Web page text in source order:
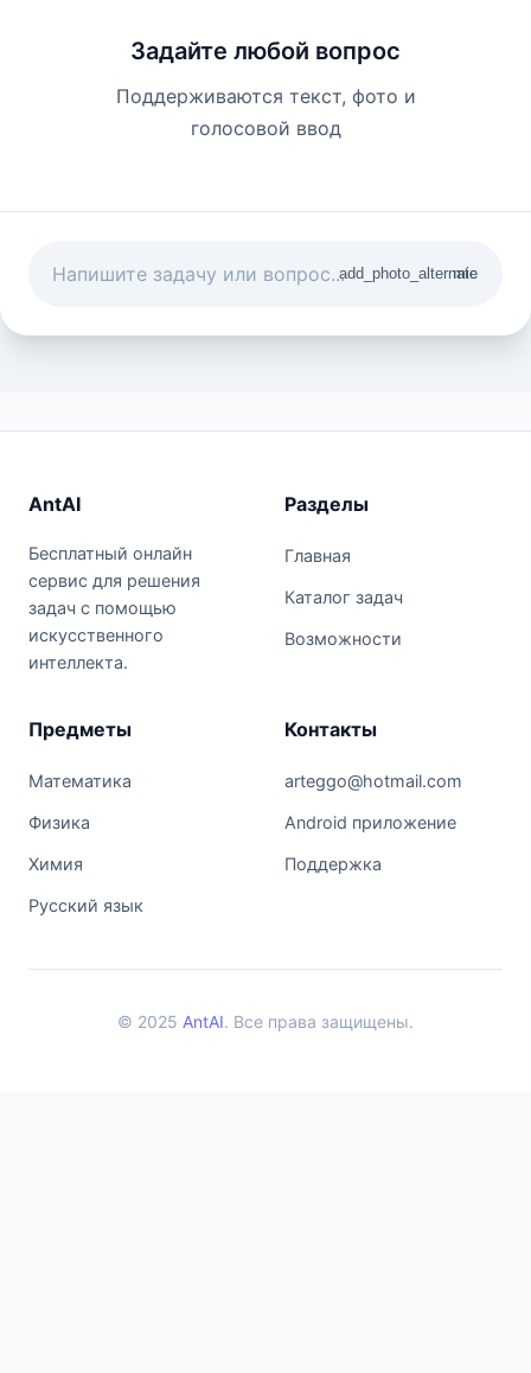
Задайте любой вопрос
Поддерживаются текст, фото и
голосовой ввод
add_photo_alternate
mic
AntAI
Бесплатный онлайн
сервис для решения
задач с помощью
искусственного
интеллекта.
Разделы
Главная
Каталог задач
Возможности
Предметы
Математика
Физика
Химия
Русский язык
Контакты
arteggo@hotmail.com
Android приложение
Поддержка
© 2025 AntAI. Все права защищены.